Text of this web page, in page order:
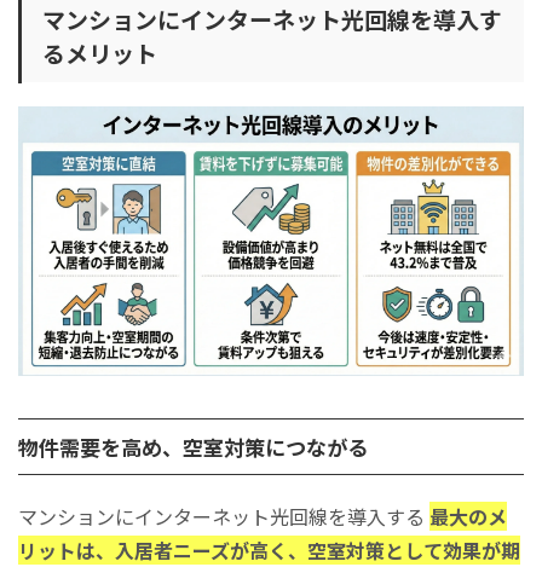
マンションにインターネット光回線を導入す
るメリット
物件需要を高め、空室対策につながる
マンションにインターネット光回線を導入する 最大のメ
リットは、入居者ニーズが高く、空室対策として効果が期